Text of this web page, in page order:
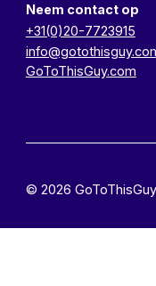
Neem contact op
+31(0)20-7723915
GoToThisGuy.com
© 2026